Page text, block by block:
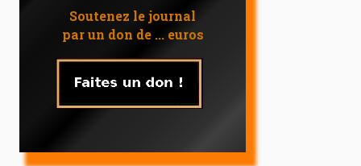
Soutenez le journal
par un don de ... euros